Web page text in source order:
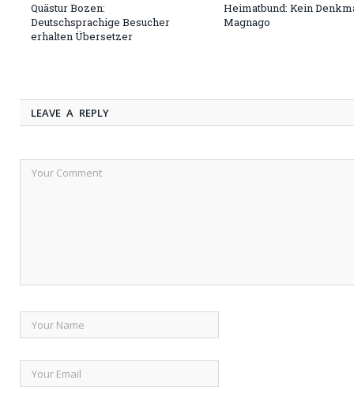
Quästur Bozen:
Deutschsprachige Besucher
erhalten Übersetzer
Heimatbund: Kein
Magnago
LEAVE A REPLY